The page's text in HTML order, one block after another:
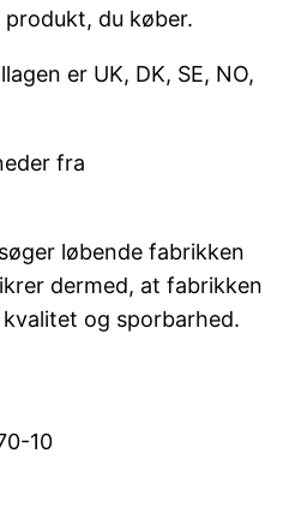
du køber.
er UK, DK, SE, NO,
fra
løbende fabrikken
dermed, at fabrikken
og sporbarhed.
10